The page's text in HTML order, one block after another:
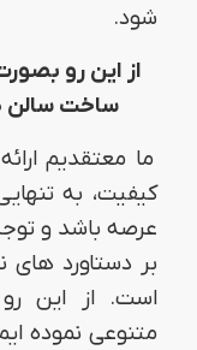
شود.
از این رو
ساخت سالن
ما معتقدیم
کیفیت، به
عرصه باشد و
بر دستاورد های
است. از این
متنوعی نموده